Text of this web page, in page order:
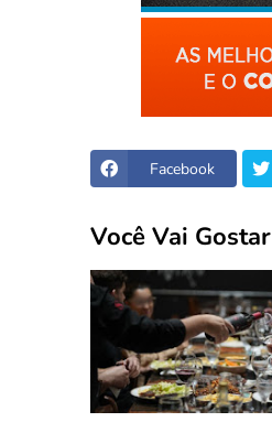
Facebook
Você Vai Gostar